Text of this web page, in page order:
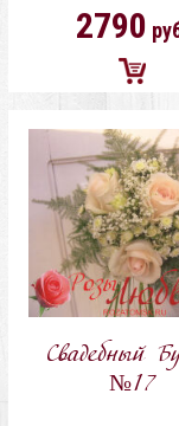
2790
в
Свадебный
№17